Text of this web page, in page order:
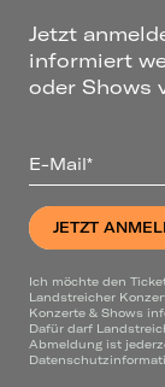
Jetzt
informiert
oder Shows
E-Mail*
JETZT
Ich möchte den
Landstreicher
Konzerte & Shows
Dafür darf
Abmeldung ist